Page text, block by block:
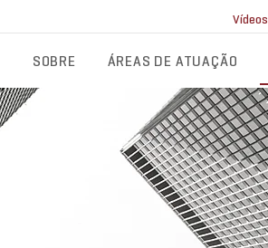
Vídeos
SOBRE ÁREAS DE ATUAÇÃO